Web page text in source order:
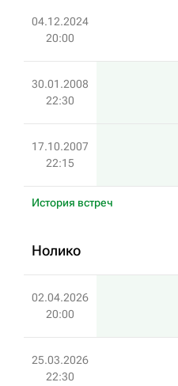
04.12.2024
20:00
30.01.2008
22:30
17.10.2007
22:15
История встреч
Нолико
02.04.2026
20:00
25.03.2026
22:30